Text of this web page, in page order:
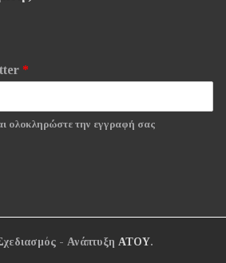
*
ολοκληρώστε την εγγραφή σας
- Ανάπτυξη ΑΤΟΥ.